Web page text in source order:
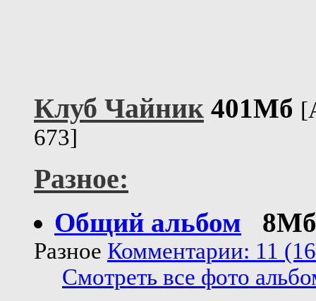
Клуб Чайник 401Мб
673]
Разное:
Общий альбом 8Мб
Разное Комментарии: 11
Смотреть все фото